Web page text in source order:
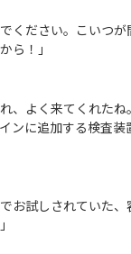
ください。こいつ
ら！」
、よく来てくれたね。
ンに追加する検査装
でお試しされていた